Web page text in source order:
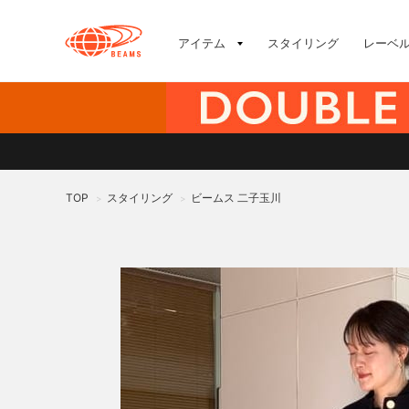
アイテム スタイリング レーベ
TOP > スタイリング > ビームス 二子玉川